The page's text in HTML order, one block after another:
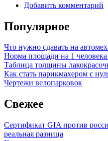
Добавить комментарий
Популярное
Что нужно сдавать на
Норма площади на 1
Таблица толщины
Как стать парикмахером с
Чертежи велопарковок
Свежее
Сертификат GIA против
реальная разница